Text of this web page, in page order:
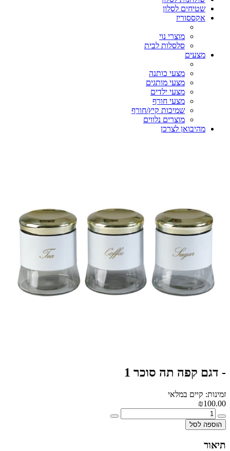
שטיחים לסלון
אקססוריז
מוצרי נוי
סלסלות לבית
מצעים
מצעי כותנה
מצעי מותגים
מצעי ילדים
מצעי חורף
שמיכות קיץ/חורף
מוצרים נלווים
מהיבואן לצרכן
- דגם קפה תה סוכר 1
זמינות: קיים במלאי
₪100.00
הוספה לסל
תיאור